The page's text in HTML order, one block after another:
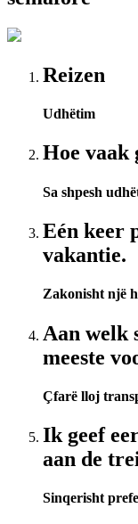
Reizen
Udhëtim
Hoe vaak
Sa shpesh
Eén keer
vakantie.
Zakonisht një
Aan welk
meeste
Çfarë lloj
Ik geef
aan de
Sinqerisht